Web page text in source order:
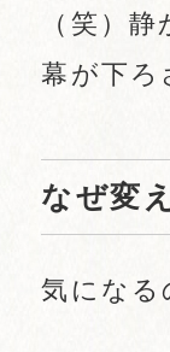
（笑）
幕が下ろ
なぜ変
気になる